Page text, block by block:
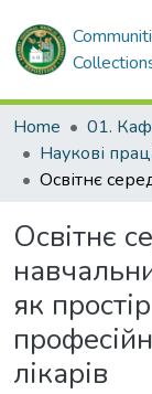
Home 01.
Освітнє
як
лікарів